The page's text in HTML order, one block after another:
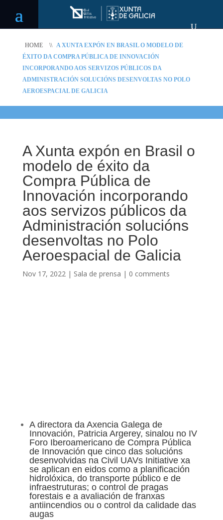
HOME \\
A XUNTA EXPÓN EN BRASIL O MODELO DE
ÉXITO DA COMPRA PÚBLICA DE INNOVACIÓN
INCORPORANDO AOS SERVIZOS PÚBLICOS DA
ADMINISTRACIÓN SOLUCIÓNS DESENVOLTAS NO POLO
AEROESPACIAL DE GALICIA
A Xunta expón en Brasil o
modelo de éxito da
Compra Pública de
Innovación incorporando
aos servizos públicos da
Administración solucións
desenvoltas no Polo
Aeroespacial de Galicia
Nov 17, 2022 | Sala de prensa | 0 comments
A directora da Axencia Galega de
Innovación, Patricia Argerey, sinalou no IV
Foro Iberoamericano de Compra Pública
de Innovación que cinco das solucións
desenvolvidas na Civil UAVs Initiative xa
se aplican en eidos como a planificación
hidrolóxica, do transporte público e de
infraestruturas; o control de pragas
forestais e a avaliación de franxas
antiincendios ou o control da calidade das
augas